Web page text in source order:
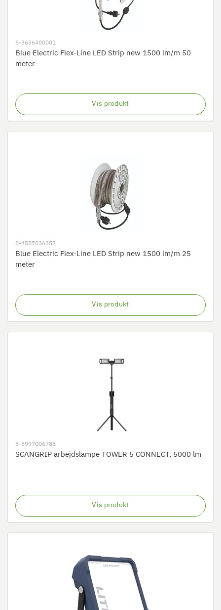
8-3636400001
Blue Electric Flex-Line LED Strip new 1500 lm/m 50
meter
Vis produkt
8-4587036357
Blue Electric Flex-Line LED Strip new 1500 lm/m 25
meter
Vis produkt
8-8997006788
SCANGRIP arbejdslampe TOWER 5 CONNECT, 5000 lm
Vis produkt